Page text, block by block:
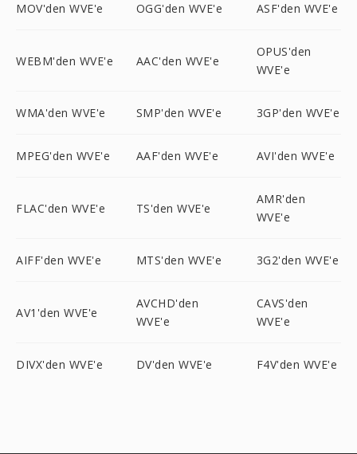
MOV'den WVE'e OGG'den WVE'e ASF'den WVE'e
WEBM'den WVE'e AAC'den WVE'e
OPUS'den
WVE'e
WMA'den WVE'e SMP'den WVE'e 3GP'den WVE'e
MPEG'den WVE'e AAF'den WVE'e AVI'den WVE'e
FLAC'den WVE'e TS'den WVE'e
AMR'den
WVE'e
AIFF'den WVE'e MTS'den WVE'e 3G2'den WVE'e
AV1'den WVE'e
AVCHD'den
WVE'e
CAVS'den
WVE'e
DIVX'den WVE'e DV'den WVE'e F4V'den WVE'e